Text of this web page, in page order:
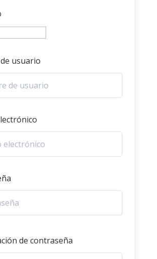
usuario
de contraseña